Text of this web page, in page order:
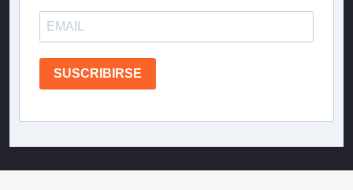
SUSCRIBIRSE